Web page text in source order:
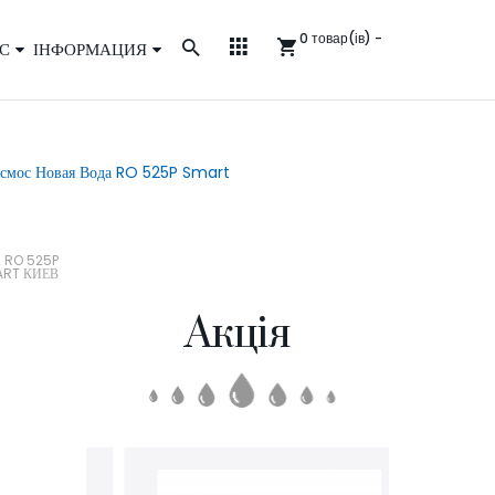
0 товар(ів) -
ІНФОРМАЦИЯ
Новая Вода RO 525P Smart
525P
КИЕВ
Акція